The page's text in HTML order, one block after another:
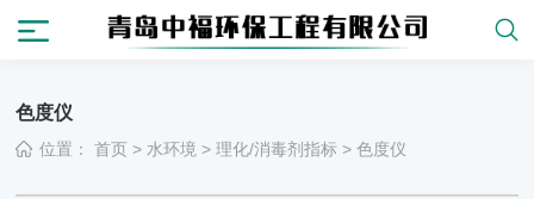
色度仪
位置：首页 > 水环境 >理化/消毒剂指标 >色度仪